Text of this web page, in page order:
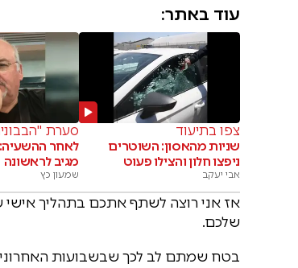
עוד באתר:
צפו בתיעוד
שניות מהאסון: השוטרים
ניפצו חלון והצילו פעוט
אבי יעקב
סערת
לאחר ההשעיה:
מגיב לראשונה
שמעון כץ
אז אני רוצה לשתף אתכם בתהליך
שלכם.
בטח שמתם לב לכך שבשבועות האחרונים